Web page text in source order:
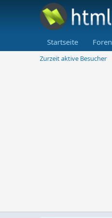
Startseite Foren
Zurzeit aktive Besucher